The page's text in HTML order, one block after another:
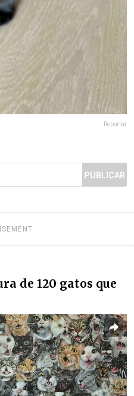
Reportar
PUBLICAR
de 120 gatos que